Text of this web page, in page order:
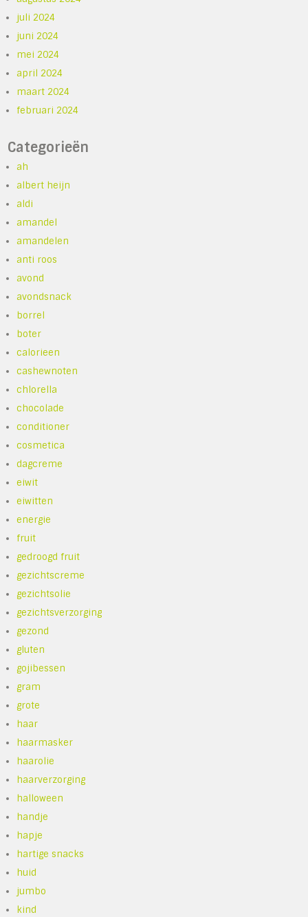
juli 2024
juni 2024
mei 2024
april 2024
maart 2024
februari 2024
Categorieën
ah
albert heijn
aldi
amandel
amandelen
anti roos
avond
avondsnack
borrel
boter
calorieen
cashewnoten
chlorella
chocolade
conditioner
cosmetica
dagcreme
eiwit
eiwitten
energie
fruit
gedroogd fruit
gezichtscreme
gezichtsolie
gezichtsverzorging
gezond
gluten
gojibessen
gram
grote
haar
haarmasker
haarolie
haarverzorging
halloween
handje
hapje
hartige snacks
huid
jumbo
kind